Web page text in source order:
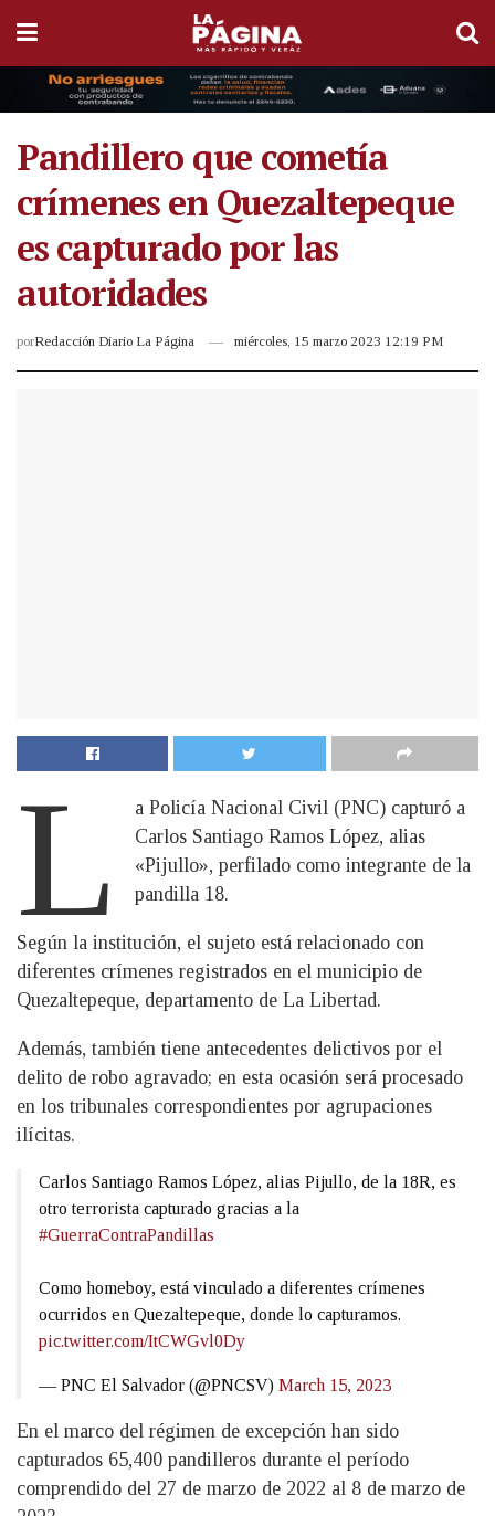
Pandillero que cometía
crímenes en Quezaltepeque
es capturado por las
autoridades
porRedacción Diario La Página miércoles, 15 marzo 2023 12:19 PM
L
a Policía Nacional Civil (PNC) capturó a
Carlos Santiago Ramos López, alias
«Pijullo», perfilado como integrante de la
pandilla 18.
Según la institución, el sujeto está relacionado con
diferentes crímenes registrados en el municipio de
Quezaltepeque, departamento de La Libertad.
Además, también tiene antecedentes delictivos por el
delito de robo agravado; en esta ocasión será procesado
en los tribunales correspondientes por agrupaciones
ilícitas.
Carlos Santiago Ramos López, alias Pijullo, de la 18R, es
otro terrorista capturado gracias a la
#GuerraContraPandillas
Como homeboy, está vinculado a diferentes crímenes
ocurridos en Quezaltepeque, donde lo capturamos.
pic.twitter.com/ItCWGvl0Dy
— PNC El Salvador (@PNCSV) March 15, 2023
En el marco del régimen de excepción han sido
capturados 65,400 pandilleros durante el período
comprendido del 27 de marzo de 2022 al 8 de marzo de